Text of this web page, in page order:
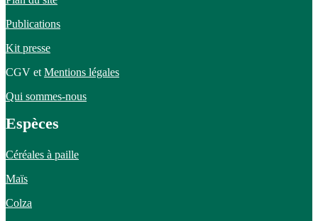
Publications
Kit presse
CGV et Mentions légales
Qui sommes-nous
Espèces
Céréales à paille
Maïs
Colza